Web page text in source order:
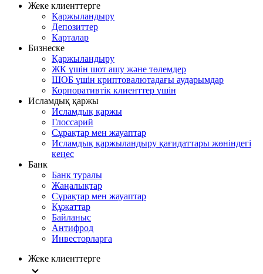
Жеке клиенттерге
Қаржыландыру
Депозиттер
Карталар
Бизнеске
Қаржыландыру
ЖК үшін шот ашу және төлемдер
ШОБ үшін криптовалютадағы аударымдар
Корпоративтік клиенттер үшін
Исламдық қаржы
Исламдық қаржы
Глоссарий
Сұрақтар мен жауаптар
Исламдық қаржыландыру қағидаттары жөніндегі
кеңес
Банк
Банк туралы
Жаңалықтар
Сұрақтар мен жауаптар
Құжаттар
Байланыс
Антифрод
Инвесторларға
Жеке клиенттерге